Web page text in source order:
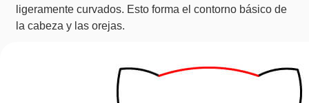
ligeramente curvados. Esto forma el contorno básico de
la cabeza y las orejas.